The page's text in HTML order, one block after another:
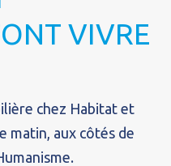
VIVRE
chez Habitat et
matin, aux côtés de